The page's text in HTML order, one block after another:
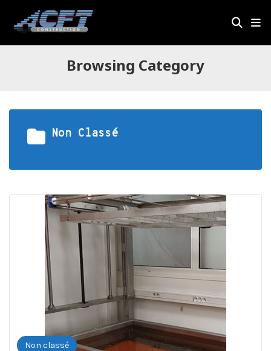
Browsing Category
Non Classé
Non classé